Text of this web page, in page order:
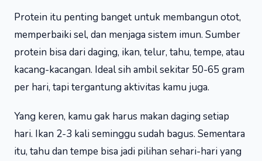
Protein itu penting banget untuk membangun otot,
memperbaiki sel, dan menjaga sistem imun. Sumber
protein bisa dari daging, ikan, telur, tahu, tempe, atau
kacang-kacangan. Ideal sih ambil sekitar 50-65 gram
per hari, tapi tergantung aktivitas kamu juga.
Yang keren, kamu gak harus makan daging setiap
hari. Ikan 2-3 kali seminggu sudah bagus. Sementara
itu, tahu dan tempe bisa jadi pilihan sehari-hari yang